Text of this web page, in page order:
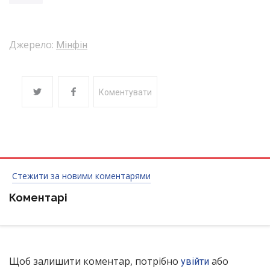
Джерело: Мінфін
Коментувати
Стежити за новими коментарями
Коментарі
Щоб залишити коментар, потрібно увійти або